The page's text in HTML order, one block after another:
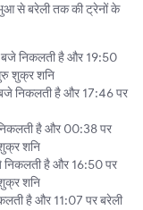
से बरेली तक की ट्रेनों के
निकलती है और 19:50
शुक्र शनि
निकलती है और 17:46 पर
है और 00:38 पर
शनि
है और 16:50 पर
शनि
है और 11:07 पर बरेली